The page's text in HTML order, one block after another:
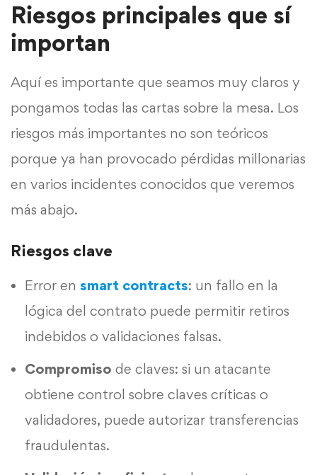
Riesgos principales que sí
importan
Aquí es importante que seamos muy claros y
pongamos todas las cartas sobre la mesa. Los
riesgos más importantes no son teóricos
porque ya han provocado pérdidas millonarias
en varios incidentes conocidos que veremos
más abajo.
Riesgos clave
Error en smart contracts: un fallo en la
lógica del contrato puede permitir retiros
indebidos o validaciones falsas.
Compromiso de claves: si un atacante
obtiene control sobre claves críticas o
validadores, puede autorizar transferencias
fraudulentas.